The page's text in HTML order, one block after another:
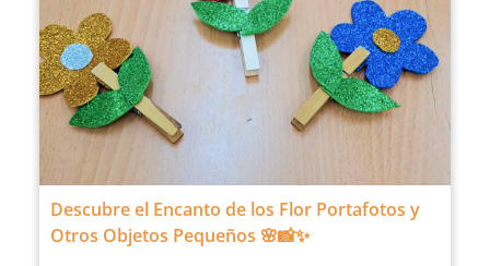
Descubre el Encanto de los Flor Portafotos y
Otros Objetos Pequeños 🌸📸✨